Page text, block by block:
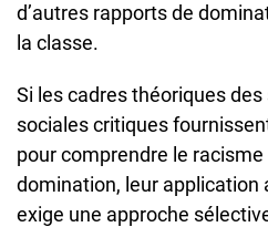
d’autres rapports de
la classe.
Si les cadres théoriques
sociales critiques
pour comprendre le
domination, leur application
exige une approche